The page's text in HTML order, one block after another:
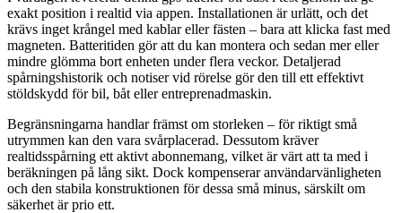
exakt position i realtid via appen. Installationen är urlätt, och det
krävs inget krångel med kablar eller fästen – bara att klicka fast med
magneten. Batteritiden gör att du kan montera och sedan mer eller
mindre glömma bort enheten under flera veckor. Detaljerad
spårningshistorik och notiser vid rörelse gör den till ett effektivt
stöldskydd för bil, båt eller entreprenadmaskin.
Begränsningarna handlar främst om storleken – för riktigt små
utrymmen kan den vara svårplacerad. Dessutom kräver
realtidsspårning ett aktivt abonnemang, vilket är värt att ta med i
beräkningen på lång sikt. Dock kompenserar användarvänligheten
och den stabila konstruktionen för dessa små minus, särskilt om
säkerhet är prio ett.